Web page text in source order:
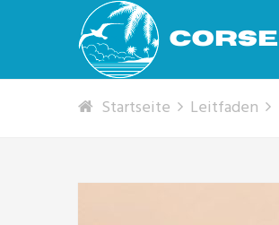
Startseite Leitfaden